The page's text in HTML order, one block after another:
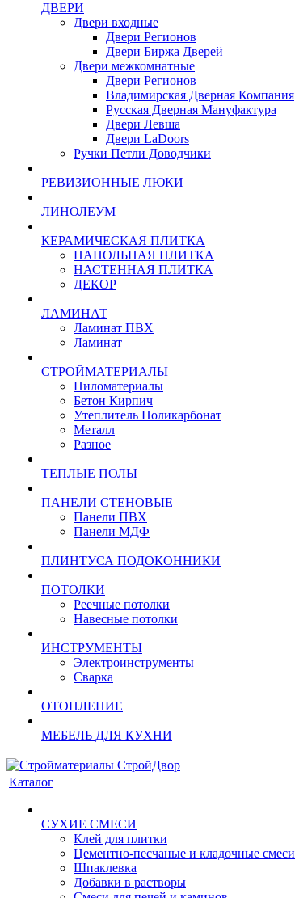
ДВЕРИ
Двери входные
Двери Регионов
Двери Биржа Дверей
Двери межкомнатные
Двери Регионов
Владимирская Дверная Компания
Русская Дверная Мануфактура
Двери Левша
Двери LaDoors
Ручки Петли Доводчики
РЕВИЗИОННЫЕ ЛЮКИ
ЛИНОЛЕУМ
КЕРАМИЧЕСКАЯ ПЛИТКА
НАПОЛЬНАЯ ПЛИТКА
НАСТЕННАЯ ПЛИТКА
ДЕКОР
ЛАМИНАТ
Ламинат ПВХ
Ламинат
СТРОЙМАТЕРИАЛЫ
Пиломатериалы
Бетон Кирпич
Утеплитель Поликарбонат
Металл
Разное
ТЕПЛЫЕ ПОЛЫ
ПАНЕЛИ СТЕНОВЫЕ
Панели ПВХ
Панели МДФ
ПЛИНТУСА ПОДОКОННИКИ
ПОТОЛКИ
Реечные потолки
Навесные потолки
ИНСТРУМЕНТЫ
Электроинструменты
Сварка
ОТОПЛЕНИЕ
МЕБЕЛЬ ДЛЯ КУХНИ
Каталог
СУХИЕ СМЕСИ
Клей для плитки
Цементно-песчаные и кладочные смеси
Шпаклевка
Добавки в растворы